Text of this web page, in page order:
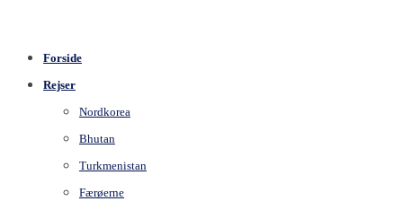
Forside
Rejser
Nordkorea
Bhutan
Turkmenistan
Færøerne